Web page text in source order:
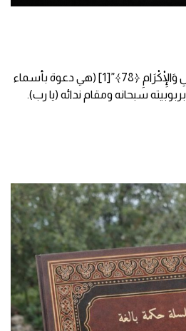
“تَبَارَكَ اسْمُ رَبِّكَ ذِي الْجَلَالِ وَالْإِكْرَامِ ﴿78﴾”[1] (هي دعوة بأسماء
سبحانه ومقام ندائه (يا رب).